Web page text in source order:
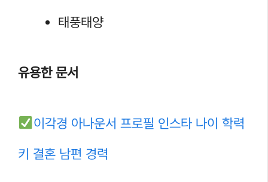
태풍태양
유용한 문서
이각경 아나운서 프로필 인스타 나이 학력
키 결혼 남편 경력